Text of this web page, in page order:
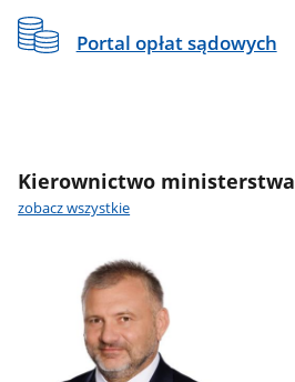
Portal opłat sądowych
Kierownictwo ministerstwa
zobacz wszystkie